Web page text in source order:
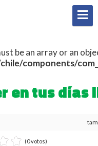
be an array or an
components/
en tus días
(0 votos)